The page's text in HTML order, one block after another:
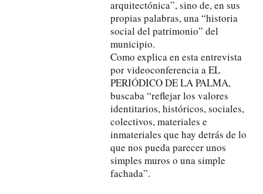
arquitectónica”, sino de, en sus
propias palabras, una “historia
social del patrimonio” del
municipio.
Como explica en esta entrevista
por videoconferencia a EL
PERIÓDICO DE LA PALMA,
buscaba “reflejar los valores
identitarios, históricos, sociales,
colectivos, materiales e
inmateriales que hay detrás de lo
que nos pueda parecer unos
simples muros o una simple
fachada”.